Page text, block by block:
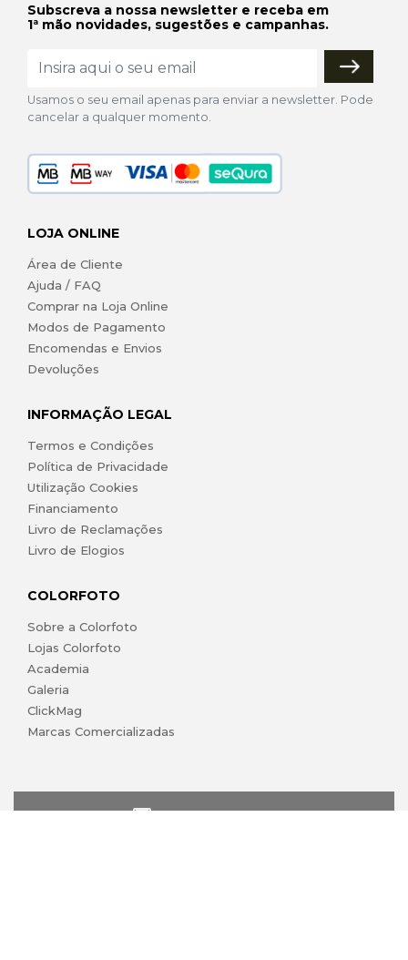
Subscreva a nossa newsletter e receba em
1ª mão novidades, sugestões e campanhas.
Usamos o seu email apenas para enviar a newsletter. Pode
cancelar a qualquer momento.
LOJA ONLINE
Área de Cliente
Ajuda / FAQ
Comprar na Loja Online
Modos de Pagamento
Encomendas e Envios
Devoluções
INFORMAÇÃO LEGAL
Termos e Condições
Política de Privacidade
Utilização Cookies
Financiamento
Livro de Reclamações
Livro de Elogios
COLORFOTO
Sobre a Colorfoto
Lojas Colorfoto
Academia
Galeria
ClickMag
Marcas Comercializadas
lojaonline@colorfoto.pt